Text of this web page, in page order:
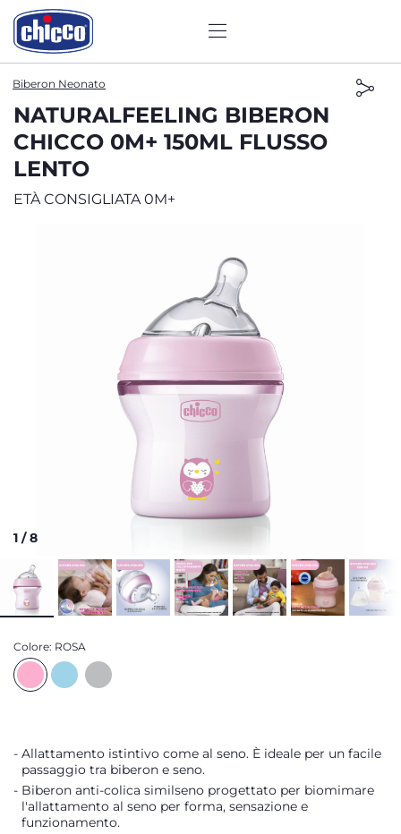
Biberon Neonato
NATURALFEELING BIBERON
CHICCO 0M+ 150ML FLUSSO
LENTO
ETÀ CONSIGLIATA 0M+
1 /8
Colore: ROSA
Allattamento istintivo come al seno. È ideale per un facile
passaggio tra biberon e seno.
Biberon anti-colica similseno progettato per biomimare
l'allattamento al seno per forma, sensazione e
funzionamento.